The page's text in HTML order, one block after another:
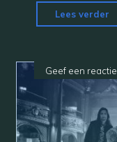
Lees verder
Geef een reactie